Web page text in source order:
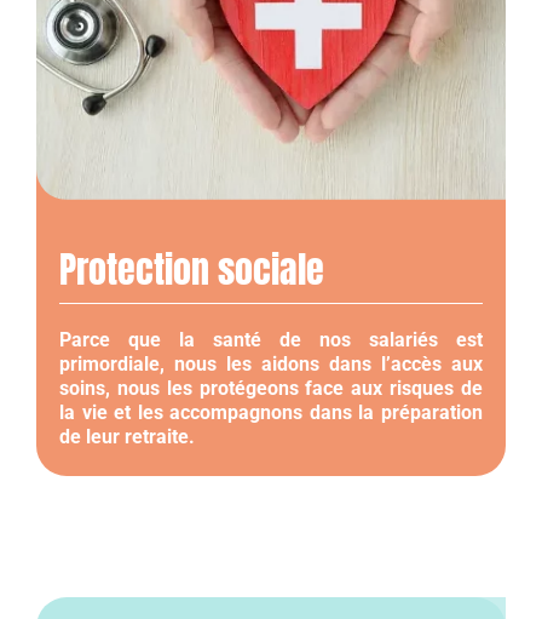
Protection sociale
Parce que la santé de nos salariés est
primordiale, nous les aidons dans l’accès aux
soins, nous les protégeons face aux risques de
la vie et les accompagnons dans la préparation
de leur retraite.